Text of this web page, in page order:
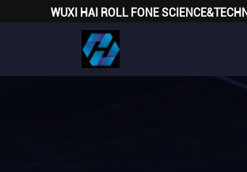
WUXI HAI ROLL FONE